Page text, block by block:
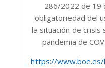
286/2022 de 19
obligatoriedad del
la situación de crisis
pandemia de
https://